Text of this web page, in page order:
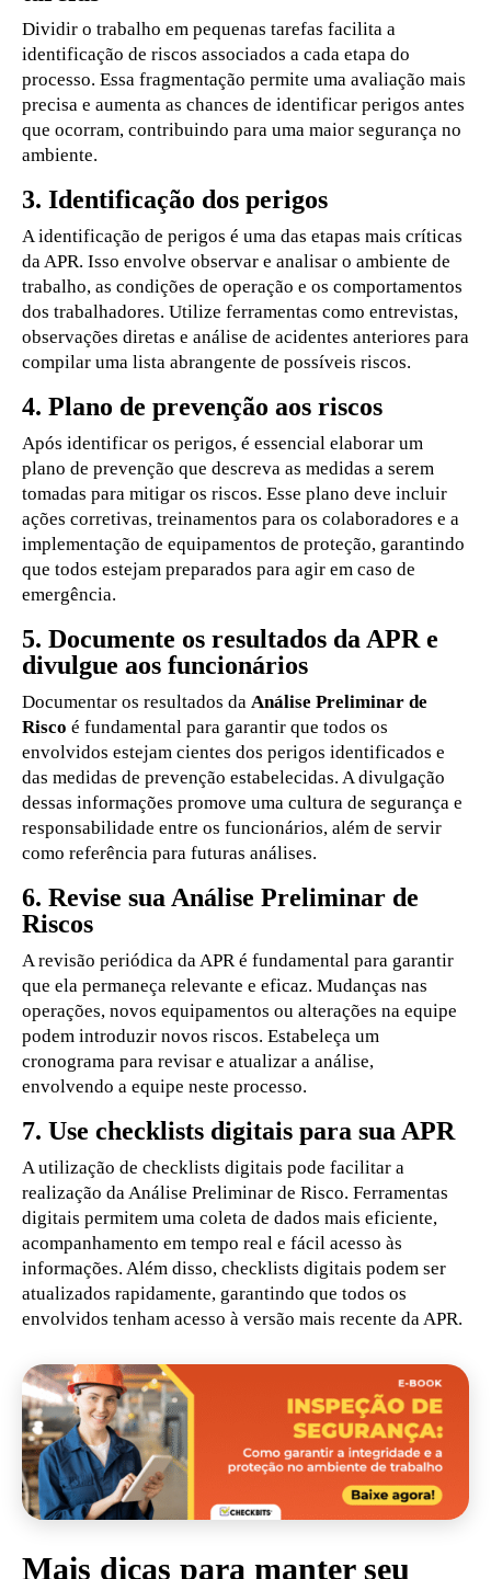
Dividir o trabalho em pequenas tarefas facilita a
identificação de riscos associados a cada etapa do
processo. Essa fragmentação permite uma avaliação mais
precisa e aumenta as chances de identificar perigos antes
que ocorram, contribuindo para uma maior segurança no
ambiente.
3. Identificação dos perigos
A identificação de perigos é uma das etapas mais críticas
da APR. Isso envolve observar e analisar o ambiente de
trabalho, as condições de operação e os comportamentos
dos trabalhadores. Utilize ferramentas como entrevistas,
observações diretas e análise de acidentes anteriores para
compilar uma lista abrangente de possíveis riscos.
4. Plano de prevenção aos riscos
Após identificar os perigos, é essencial elaborar um
plano de prevenção que descreva as medidas a serem
tomadas para mitigar os riscos. Esse plano deve incluir
ações corretivas, treinamentos para os colaboradores e a
implementação de equipamentos de proteção, garantindo
que todos estejam preparados para agir em caso de
emergência.
5. Documente os resultados da APR e
divulgue aos funcionários
Documentar os resultados da Análise Preliminar de
Risco é fundamental para garantir que todos os
envolvidos estejam cientes dos perigos identificados e
das medidas de prevenção estabelecidas. A divulgação
dessas informações promove uma cultura de segurança e
responsabilidade entre os funcionários, além de servir
como referência para futuras análises.
6. Revise sua Análise Preliminar de
Riscos
A revisão periódica da APR é fundamental para garantir
que ela permaneça relevante e eficaz. Mudanças nas
operações, novos equipamentos ou alterações na equipe
podem introduzir novos riscos. Estabeleça um
cronograma para revisar e atualizar a análise,
envolvendo a equipe neste processo.
7. Use checklists digitais para sua APR
A utilização de checklists digitais pode facilitar a
realização da Análise Preliminar de Risco. Ferramentas
digitais permitem uma coleta de dados mais eficiente,
acompanhamento em tempo real e fácil acesso às
informações. Além disso, checklists digitais podem ser
atualizados rapidamente, garantindo que todos os
envolvidos tenham acesso à versão mais recente da APR.
Mais dicas para manter seu